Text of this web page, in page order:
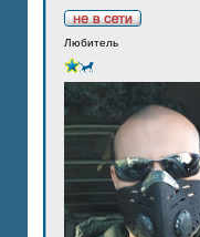
Любитель